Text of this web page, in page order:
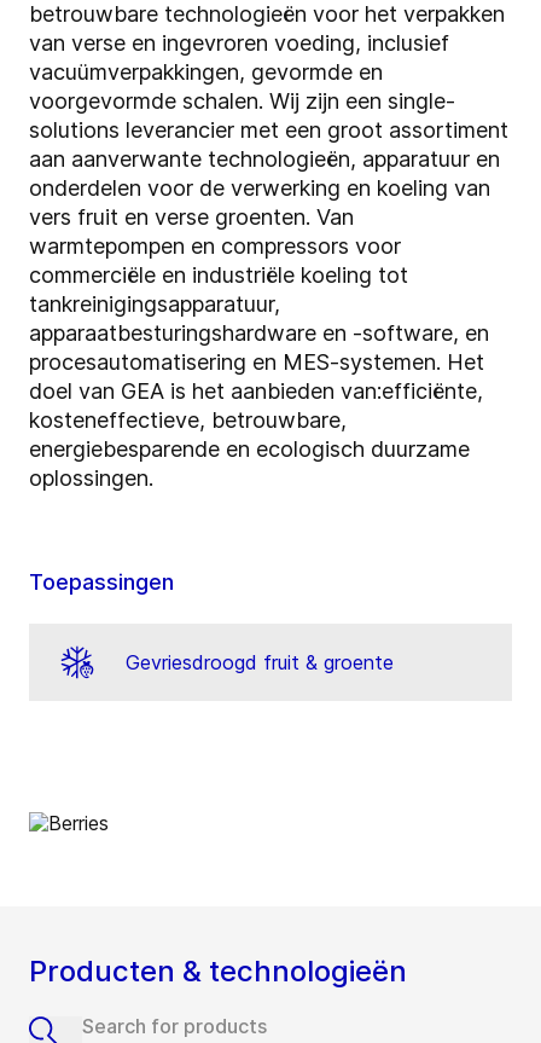
betrouwbare technologieën voor het verpakken
van verse en ingevroren voeding, inclusief
vacuümverpakkingen, gevormde en
voorgevormde schalen. Wij zijn een single-
solutions leverancier met een groot assortiment
aan aanverwante technologieën, apparatuur en
onderdelen voor de verwerking en koeling van
vers fruit en verse groenten. Van
warmtepompen en compressors voor
commerciële en industriële koeling tot
tankreinigingsapparatuur,
apparaatbesturingshardware en -software, en
procesautomatisering en MES-systemen. Het
doel van GEA is het aanbieden van:efficiënte,
kosteneffectieve, betrouwbare,
energiebesparende en ecologisch duurzame
oplossingen.
Toepassingen
Gevriesdroogd fruit & groente
Producten & technologieën